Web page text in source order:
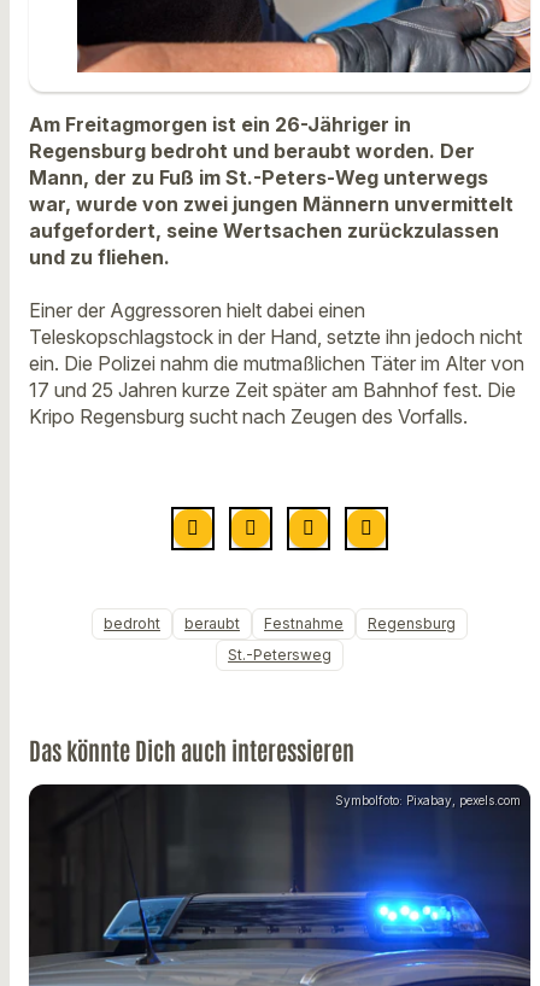
Am Freitagmorgen ist ein 26-Jähriger in
Regensburg bedroht und beraubt worden. Der
Mann, der zu Fuß im St.-Peters-Weg unterwegs
war, wurde von zwei jungen Männern unvermittelt
aufgefordert, seine Wertsachen zurückzulassen
und zu fliehen.
Einer der Aggressoren hielt dabei einen
Teleskopschlagstock in der Hand, setzte ihn jedoch nicht
ein. Die Polizei nahm die mutmaßlichen Täter im Alter von
17 und 25 Jahren kurze Zeit später am Bahnhof fest. Die
Kripo Regensburg sucht nach Zeugen des Vorfalls.
bedroht beraubt Festnahme
Regensburg
St.-Petersweg
Das könnte Dich auch interessieren
Symbolfoto: Pixabay, pexels.com